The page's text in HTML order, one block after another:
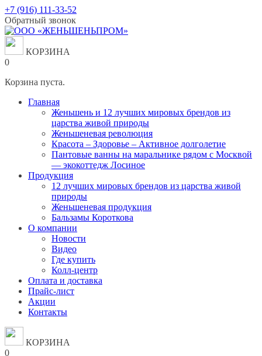
Перейти
к
содержанию
+7 (916) 111-33-52
Обратный звонок
КОРЗИНА
0
Корзина пуста.
Главная
Женьшень и 12 лучших мировых брендов из
царства живой природы
Женьшеневая революция
Красота – Здоровье – Активное долголетие
Пантовые ванны на маральнике рядом с Москвой
— экокоттедж Лосиное
Продукция
12 лучших мировых брендов из царства живой
природы
Женьшеневая продукция
Бальзамы Короткова
О компании
Новости
Видео
Где купить
Колл-центр
Оплата и доставка
Прайс-лист
Акции
Контакты
КОРЗИНА
0